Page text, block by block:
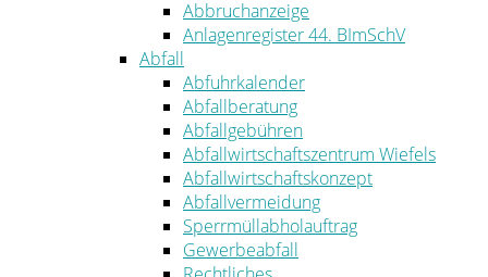
Abbruchanzeige
Anlagenregister 44. BImSchV
Abfall
Abfuhrkalender
Abfallberatung
Abfallgebühren
Abfallwirtschaftszentrum Wiefels
Abfallwirtschaftskonzept
Abfallvermeidung
Sperrmüllabholauftrag
Gewerbeabfall